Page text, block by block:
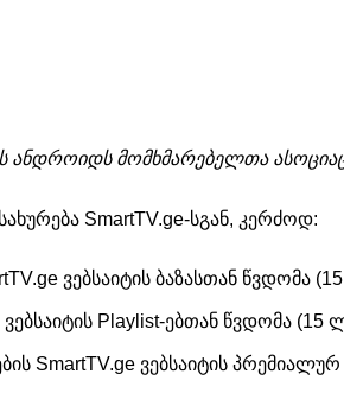
მომხმარებელთა
SmartTV.ge-სგან, კერძოდ:
ვებსაიტის ბაზასთან წვდომა
Playlist-ებთან წვდომა (15
SmartTV.ge ვებსაიტის